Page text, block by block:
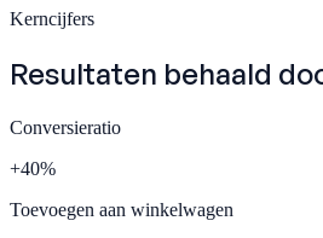
Kerncijfers
Resultaten behaald
Conversieratio
+40%
Toevoegen aan winkelwagen